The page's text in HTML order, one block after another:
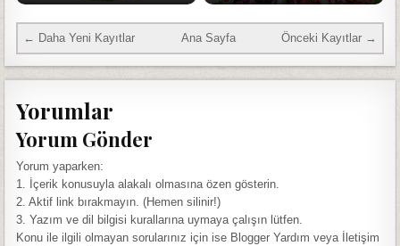
← Daha Yeni Kayıtlar Önceki Kayıtlar →
Ana Sayfa
Yorumlar
Yorum Gönder
Yorum yaparken:
1. İçerik konusuyla alakalı olmasına özen gösterin.
2. Aktif link bırakmayın. (Hemen silinir!)
3. Yazım ve dil bilgisi kurallarına uymaya çalışın lütfen.
Konu ile ilgili olmayan sorularınız için ise Blogger Yardım veya İletişim